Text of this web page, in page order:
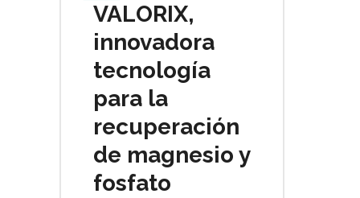
VALORIX,
innovadora
tecnología
para la
recuperación
de magnesio y
fosfato